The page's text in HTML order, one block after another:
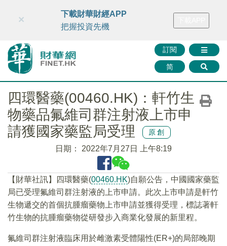
財華智庫網 FINTV FINMETA 財華證券 媒體矩陣
訂閱
简
×
下載財華財經APP
把握投資先機
四環醫藥(00460.HK)：軒竹生
物藥品氟維司群注射液上市申
請獲國家藥監局受理
原創
日期： 2022年7月27日 上午8:19
【財華社訊】四環醫藥(00460.HK)自願公告，中國國家藥監
局已受理氟維司群注射液的上市申請。此次上市申請是軒竹
生物遞交的首個抗腫瘤藥物上市申請並獲得受理，標誌著軒
竹生物的抗腫瘤藥物從研發步入商業化發展的新里程。
氟維司群注射液臨床用於雌激素受體陽性(ER+)的局部晚期